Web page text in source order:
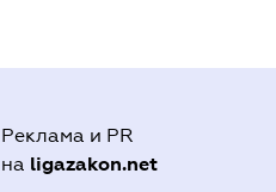
Реклама и PR
на ligazakon.net